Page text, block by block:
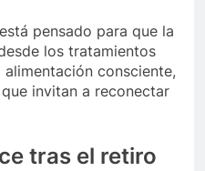
pensado para que la
los tratamientos
consciente,
invitan a reconectar
tras el retiro